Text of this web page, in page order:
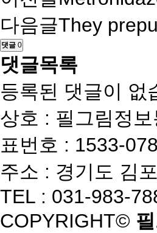
다음글They
댓글 0
댓글목록
등록된 댓글이 없
상호 : 필그림
표번호 : 1533-
주소 : 경기도 김
TEL : 031-983-
COPYRIGHT©